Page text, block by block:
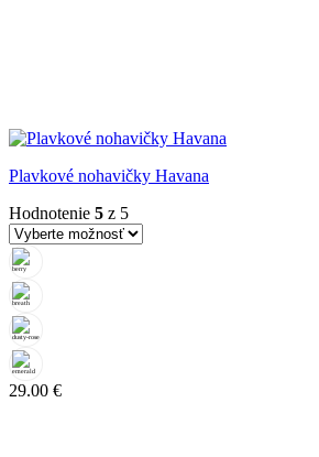
Plavkové nohavičky Havana
Hodnotenie 5 z 5
29.00 €